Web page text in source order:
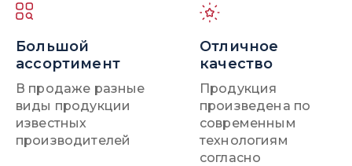
Большой
ассортимент
В продаже разные
виды продукции
известных
производителей
Отличное
качество
Продукция
произведена по
современным
технологиям
согласно